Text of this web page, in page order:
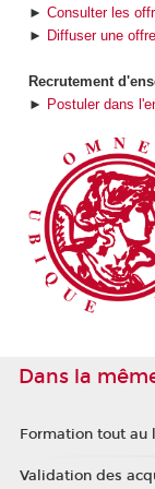
► Consulter les
► Diffuser une
Recrutement
► Postuler dans
Dans la
Formation tout au
Validation des